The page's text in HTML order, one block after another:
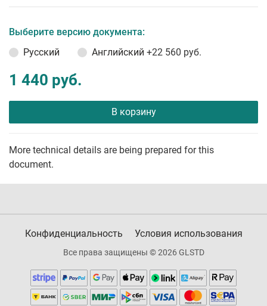
Выберите версию документа:
Русский
Английский +22 560 руб.
1 440 руб.
В корзину
More technical details are being prepared for this
document.
Конфиденциальность Условия использования
Все права защищены © 2026 GLSTD